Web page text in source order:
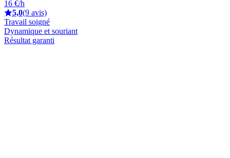
16 €/h
5,0(9 avis)
Travail soigné
Dynamique et souriant
Résultat garanti